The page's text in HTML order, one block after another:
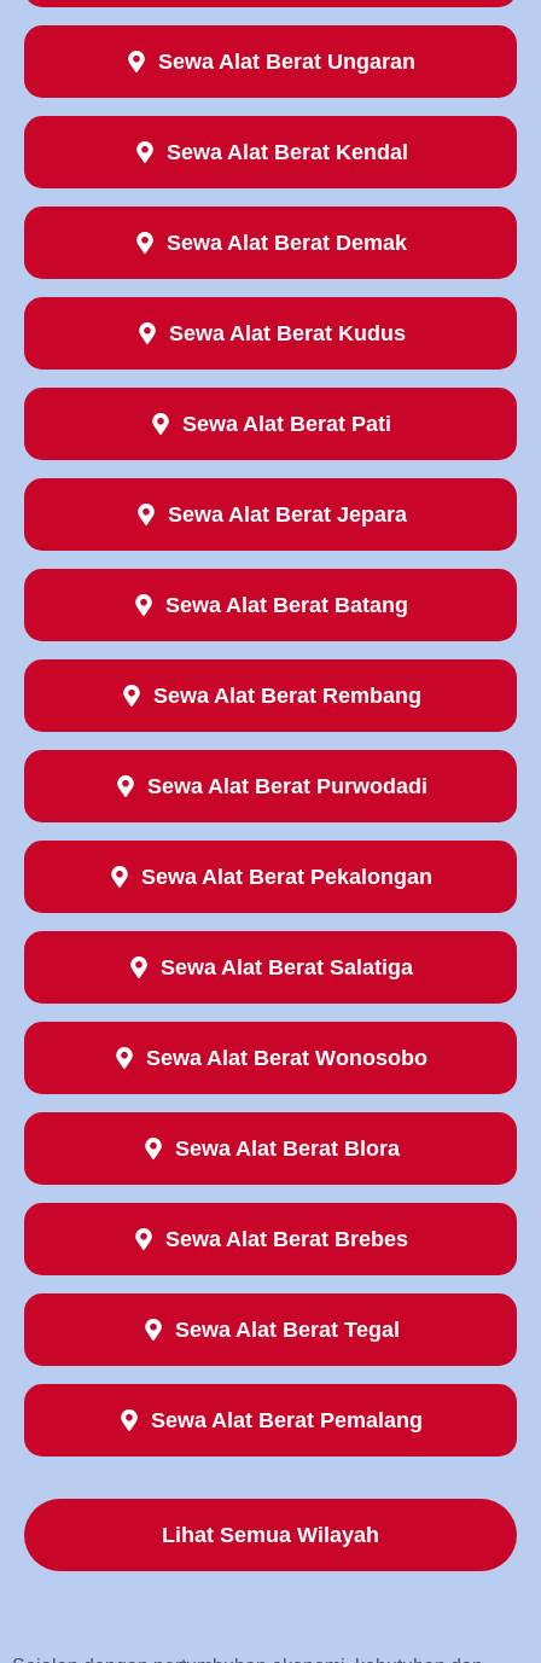
Sewa Alat Berat Ungaran
Sewa Alat Berat Kendal
Sewa Alat Berat Demak
Sewa Alat Berat Kudus
Sewa Alat Berat Pati
Sewa Alat Berat Jepara
Sewa Alat Berat Batang
Sewa Alat Berat Rembang
Sewa Alat Berat Purwodadi
Sewa Alat Berat Pekalongan
Sewa Alat Berat Salatiga
Sewa Alat Berat Wonosobo
Sewa Alat Berat Blora
Sewa Alat Berat Brebes
Sewa Alat Berat Tegal
Sewa Alat Berat Pemalang
Lihat Semua Wilayah